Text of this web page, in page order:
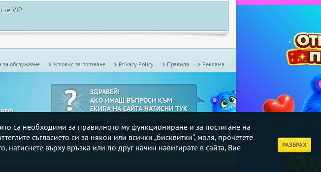
VIP
са необходими за правилното му функциониране и за постигане на
съгласието си за някои или всички „бисквитки“, моля, прочетете
натиснете върху връзка или по друг начин навигирате в сайта, Вие
РАЗБРАХ
за обслужване Условия за ползване Privacy Policy Правила Реклама
ЗДРАВЕЙ!
АКО ИМАШ ВЪПРОСИ КЪМ
ЕКИПА НА САЙТА НАТИСНИ ТУК